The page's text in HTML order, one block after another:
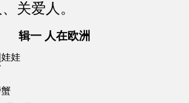
关爱人。
辑一 人在欧洲
娃